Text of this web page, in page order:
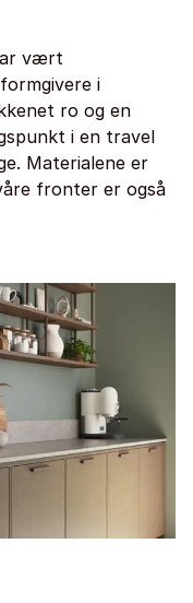
vært
i
ro og en
i en travel
Materialene er
fronter er også